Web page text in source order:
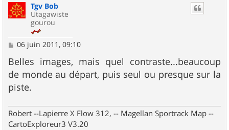
Tgv Bob
Utagawiste
gourou
M
s
s
a
g
e
06 juin 2011, 09:10
Belles images, mais quel contraste...beaucoup
de monde au départ, puis seul ou presque sur la
piste.
Robert --Lapierre X Flow 312, -- Magellan Sportrack Map --
CartoExploreur3 V3.20